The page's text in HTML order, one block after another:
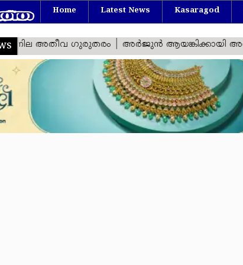
Home Latest News Kasaragod